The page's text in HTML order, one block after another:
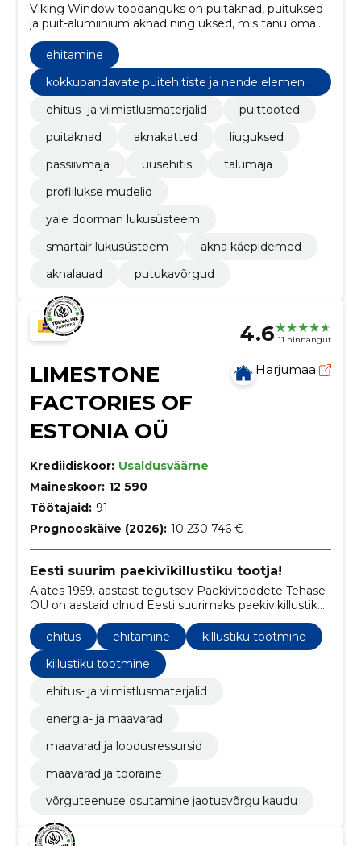
Viking Window toodanguks on puitaknad, puituksed
ja puit-alumiinium aknad ning uksed, mis tänu oma
kvaliteetsele materjalile on kauakestvad ja säästlikud.
ehitamine
kokkupandavate puitehitiste ja nende elementi
de tootmine
ehitus- ja viimistlusmaterjalid
puittooted
puitaknad
aknakatted
liuguksed
passiivmaja
uusehitis
talumaja
profiilukse mudelid
yale doorman lukusüsteem
smartair lukusüsteem
akna käepidemed
aknalauad
putukavõrgud
4.6 11 hinnangut
LIMESTONE
FACTORIES OF
ESTONIA OÜ
Harjumaa
Krediidiskoor: Usaldusväärne
Maineskoor: 12 590
Töötajaid: 91
Prognooskäive (2026): 10 230 746 €
Eesti suurim paekivikillustiku tootja!
Alates 1959. aastast tegutsev Paekivitoodete Tehase
OÜ on aastaid olnud Eesti suurimaks paekivikillustiku
tootjaks.
ehitus
ehitamine
killustiku tootmine
killustiku tootmine
ehitus- ja viimistlusmaterjalid
energia- ja maavarad
maavarad ja loodusressursid
maavarad ja tooraine
võrguteenuse osutamine jaotusvõrgu kaudu